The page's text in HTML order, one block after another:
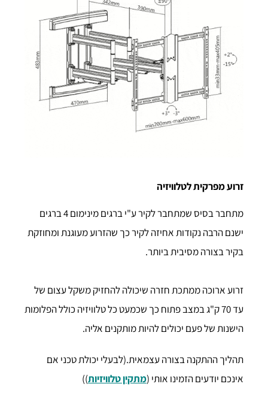
זרוע מפרקית לטלוויזיה
מתחבר בסיס שמתחבר לקיר ע"י ברגים מינימום 4 ברגים
ישנם הרבה נקודות אחיזה לקיר כך שהזרוע מעוגנת ומחוזקת
בקיר בצורה מסיבית ביותר.
זרוע ארוכה ממתכת חזרה שיכולה להחזיק משקל עצום של
עד 70 ק"ג במצב פתוח כך שכמעט כל טלוויזיה כולל הפלומות
הישנות של פעם יכולים להיות מותקנים אליה.
תהליך ההתקנה בצורה עצמאית.(לבעלי יכולת טכני אם
אינכם יודעים הזמינו אותי (מתקין טלוויזיות))